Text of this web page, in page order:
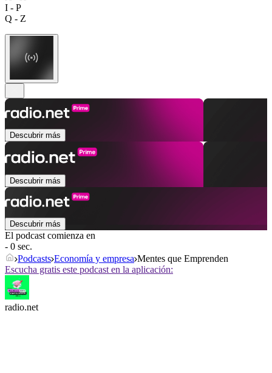
I - P
Q - Z
Descubrir más
Descubrir más
Descubrir más
El podcast comienza en
- 0 sec.
Podcasts Economía y empresa Mentes que Emprenden
Escucha gratis este podcast en la aplicación:
radio.net